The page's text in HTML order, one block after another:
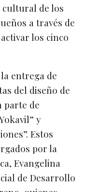
de los
a través de
los cinco
entrega de
del diseño de
parte de
y
Estos
por la
Evangelina
de Desarrollo